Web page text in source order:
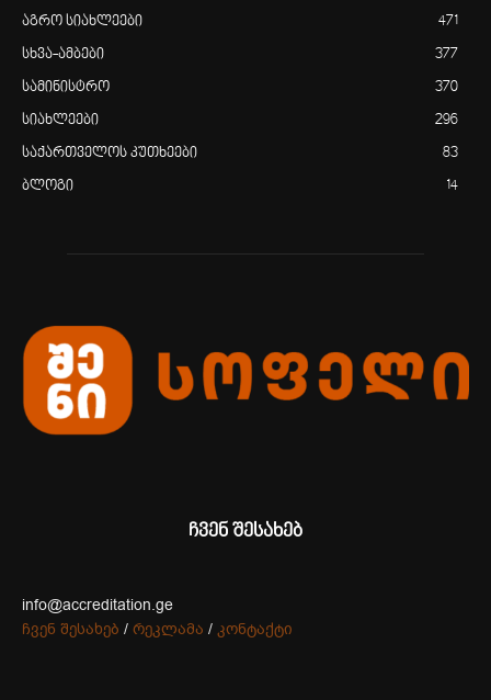
აგრო სიახლეები 471
სხვა-ამბები 377
სამინისტრო 370
სიახლეები 296
საქართველოს კუთხეები 83
ბლოგი 14
ჩვენ შესახებ
info@accreditation.ge
ჩვენ შესახებ / რეკლამა / კონტაქტი